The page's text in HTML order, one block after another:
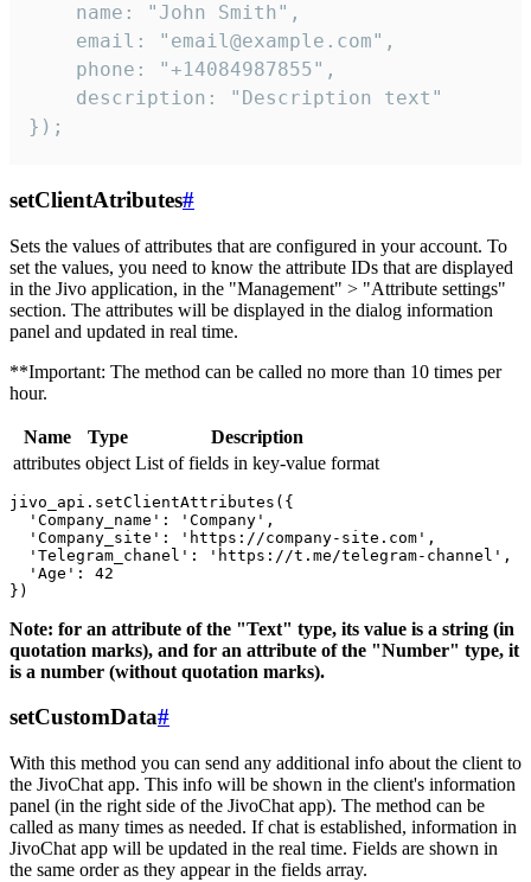
    name: "John Smith",
    email: "email@example.com",
    phone: "+14084987855",
    description: "Description text"
});
setClientAtributes#
Sets the values ​​of attributes that are configured in your account. To
set the values, you need to know the attribute IDs that are displayed
in the Jivo application, in the "Management" > "Attribute settings"
section. The attributes will be displayed in the dialog information
panel and updated in real time.
**Important: The method can be called no more than 10 times per
hour.
Name Type
Description
attributes object List of fields in key-value format
jivo_api.setClientAttributes({
  'Company_name': 'Company',
  'Company_site': 'https://company-site.com',
  'Telegram_chanel': 'https://t.me/telegram-channel',
  'Age': 42
Note: for an attribute of the "Text" type, its value is a string (in
quotation marks), and for an attribute of the "Number" type, it
is a number (without quotation marks).
setCustomData#
With this method you can send any additional info about the client to
the JivoChat app. This info will be shown in the client's information
panel (in the right side of the JivoChat app). The method can be
called as many times as needed. If chat is established, information in
JivoChat app will be updated in the real time. Fields are shown in
the same order as they appear in the fields array.